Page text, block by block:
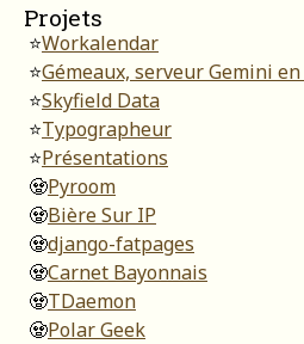
Projets
⭐Workalendar
⭐Gémeaux, serveur Gemini
⭐Skyfield Data
⭐Typographeur
⭐Présentations
🧟Pyroom
🧟Bière Sur IP
🧟django-fatpages
🧟Carnet Bayonnais
🧟TDaemon
🧟Polar Geek